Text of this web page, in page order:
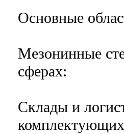
Основные
Мезонинные
сферах:
Склады и